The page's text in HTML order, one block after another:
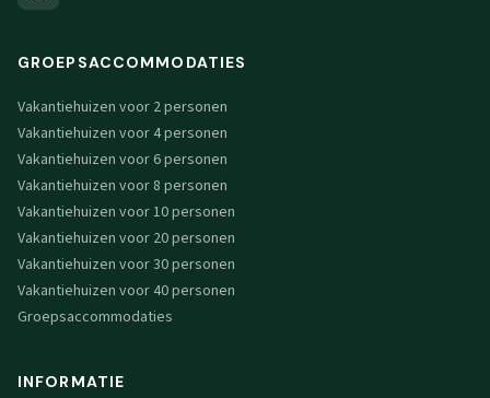
GROEPSACCOMMODATIES
Vakantiehuizen voor 2 personen
Vakantiehuizen voor 4 personen
Vakantiehuizen voor 6 personen
Vakantiehuizen voor 8 personen
Vakantiehuizen voor 10 personen
Vakantiehuizen voor 20 personen
Vakantiehuizen voor 30 personen
Vakantiehuizen voor 40 personen
Groepsaccommodaties
INFORMATIE